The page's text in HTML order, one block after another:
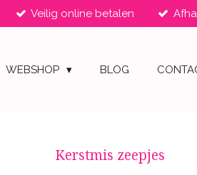
Veilig online betalen
WEBSHOP BLOG
Kerstmis zeepjes